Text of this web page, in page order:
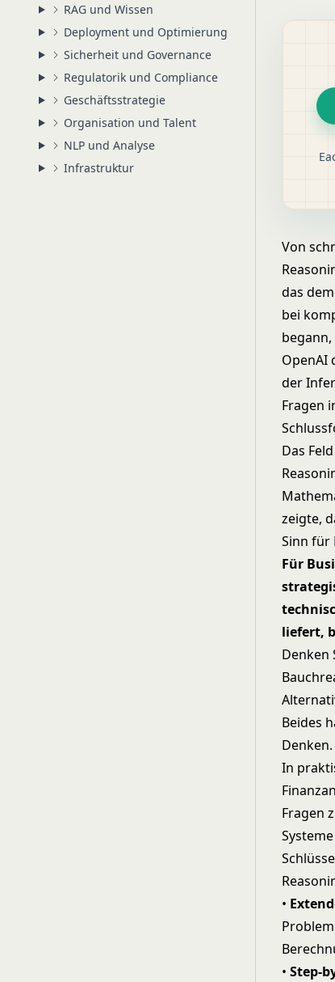
RAG und Wissen
Deployment und Optimierung
Sicherheit und Governance
Regulatorik und Compliance
Geschäftsstrategie
Organisation und Talent
NLP und Analyse
Infrastruktur
Von
das
bei
OpenAI
der
Fragen
Das
zeigte,
Sinn für
Für
liefert,
Denken
Beides
Denken.
In
Fragen
•
•Step-